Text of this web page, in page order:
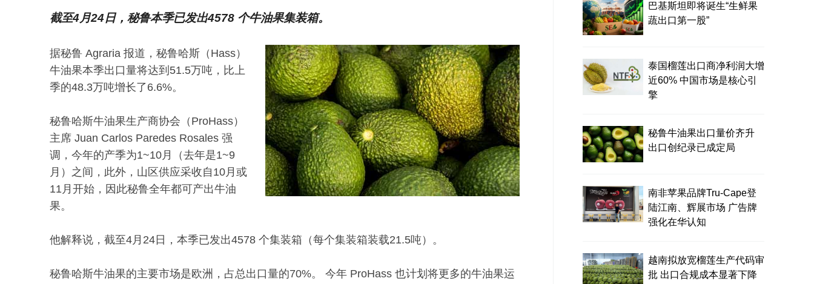
截至4月24日，秘鲁本季已发出4578 个牛油果集装箱。
据秘鲁 Agraria 报道，秘鲁哈斯（Hass）
牛油果本季出口量将达到51.5万吨，比上
季的48.3万吨增长了6.6%。
秘鲁哈斯牛油果生产商协会（ProHass）
主席 Juan Carlos Paredes Rosales 强
调，今年的产季为1~10月（去年是1~9
月）之间，此外，山区供应采收自10月或
11月开始，因此秘鲁全年都可产出牛油
果。
他解释说，截至4月24日，本季已发出4578 个集装箱（每个集装箱装载21.5吨）。
秘鲁哈斯牛油果的主要市场是欧洲，占总出口量的70%。 今年 ProHass 也计划将更多的牛油果运
巴基斯坦即将诞生“生鲜果
蔬出口第一股”
泰国榴莲出口商净利润大增
近60% 中国市场是核心引
擎
秘鲁牛油果出口量价齐升
出口创纪录已成定局
南非苹果品牌Tru-Cape登
陆江南、辉展市场 广告牌
强化在华认知
越南拟放宽榴莲生产代码审
批 出口合规成本显著下降